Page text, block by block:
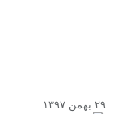
۲۹ بهمن ۱۳۹۷